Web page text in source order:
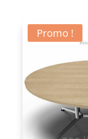
Promo !